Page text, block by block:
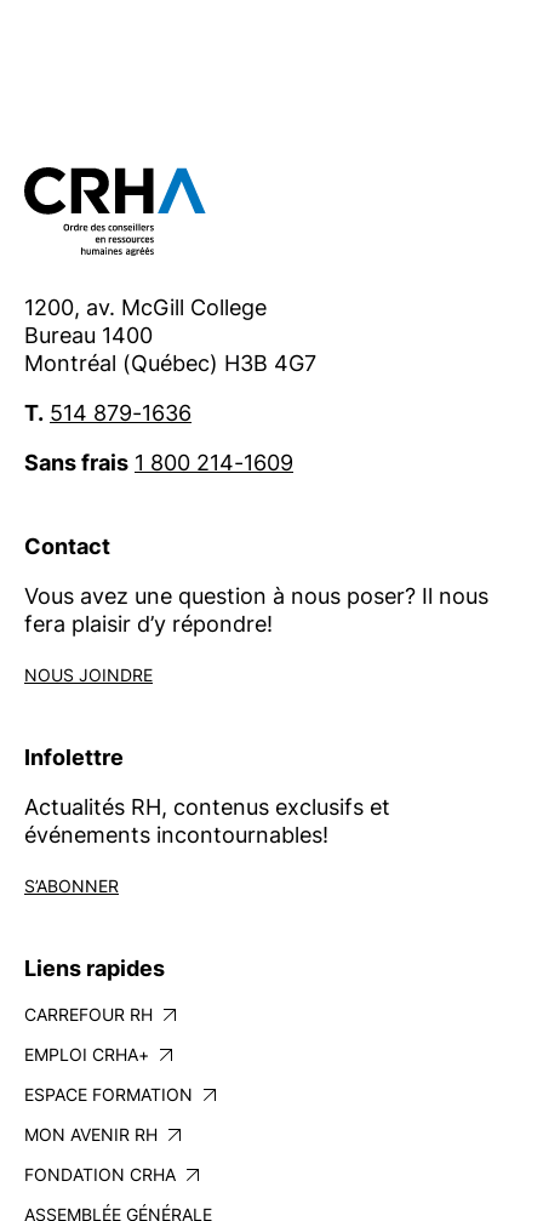
1200, av. McGill College
Bureau 1400
Montréal (Québec) H3B 4G7
T. 514 879-1636
Sans frais 1 800 214-1609
Contact
Vous avez une question à nous poser? Il nous
fera plaisir d’y répondre!
NOUS JOINDRE
Infolettre
Actualités RH, contenus exclusifs et
événements incontournables!
S’ABONNER
Liens rapides
CARREFOUR RH
EMPLOI CRHA+
ESPACE FORMATION
MON AVENIR RH
FONDATION CRHA
ASSEMBLÉE GÉNÉRALE